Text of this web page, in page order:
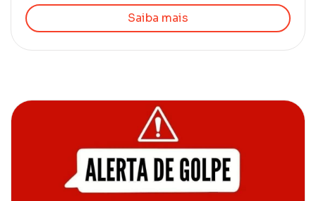
Saiba mais